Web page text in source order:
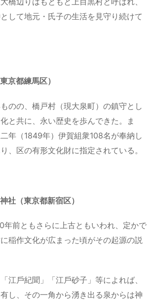
して地元・氏子の生活を見守り続けて
京都練馬区）
のの、橋戸村（現大泉町）の鎮守とし
と共に、永い歴史を歩んできた。ま
年（1849年）伊賀組衆108名が奉納し
、区の有形文化財に指定されている。
社（東京都新宿区）
前ともさらに上古ともいわれ、定かで
稲作⽂化が広まった頃がその起源の説
江⼾紀聞」「江⼾砂⼦」等によれば、
し、その⼀⾓から湧き出る泉からは神